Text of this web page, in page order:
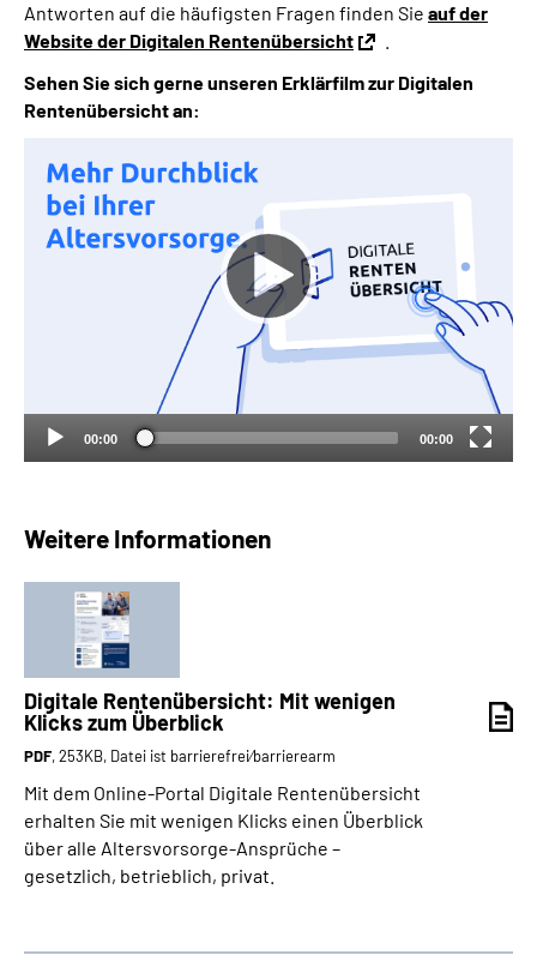
Antworten auf die häufigsten Fragen finden Sie auf der
Website der Digitalen Rentenübersicht
Sehen Sie sich gerne unseren Erklärfilm zur Digitalen
Rentenübersicht an:
00:00 00:00
Weitere Informationen
Digitale Rentenübersicht: Mit wenigen
Klicks zum Überblick
PDF, 253KB, Datei ist barrierefrei⁄barrierearm
Mit dem Online-Portal Digitale Rentenübersicht
erhalten Sie mit wenigen Klicks einen Überblick
über alle Altersvorsorge-Ansprüche –
gesetzlich, betrieblich, privat.